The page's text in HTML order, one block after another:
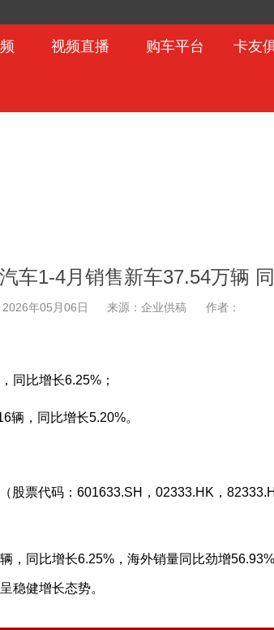
视频直播 购车平台 卡友
车1-4月销售新车37.54万辆
2026年05月06日 来源：企业供稿 作者：
同比增长6.25%；
辆，同比增长5.20%。
股票代码：601633.SH，02333.HK，
，同比增长6.25%，海外销量同比劲增
稳健增长态势。